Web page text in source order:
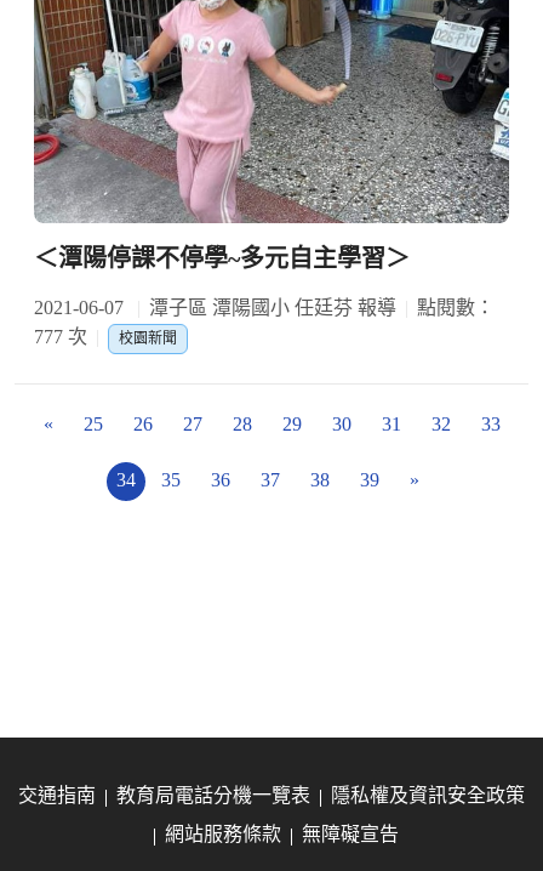
＜潭陽停課不停學~多元自主學習＞
2021-06-07 潭子區 潭陽國小 任廷芬 報導
點閱數：
777 次
校園新聞
« 25 26 27 28 29 30 31 32 33
34 35 36 37 38 39 »
交通指南 教育局電話分機一覽表
隱私權及資訊安全政策
網站服務條款
無障礙宣告